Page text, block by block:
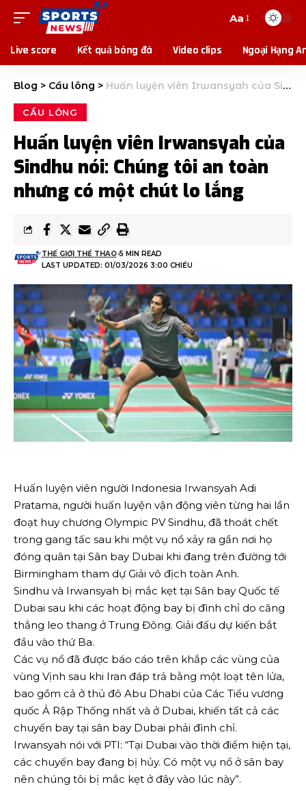
Aa
Live score Kết quả bóng đá Video clips Ngoại Hạng
Blog > Cầu lông > Huấn luyện viên Irwansyah của Sindhu nói: Chúng tôi an toàn nhưng có một chút lo lắng
CẦU LÔNG
Huấn luyện viên Irwansyah của
Sindhu nói: Chúng tôi an toàn
nhưng có một chút lo lắng
LAST UPDATED: 01/03/2026 3:00 CHIỀU
THẾ GIỚI THỂ THAO 5 MIN READ
Huấn luyện viên người Indonesia Irwansyah Adi
Pratama, người huấn luyện vận động viên từng hai lần
đoạt huy chương Olympic PV Sindhu, đã thoát chết
trong gang tấc sau khi một vụ nổ xảy ra gần nơi họ
đóng quân tại Sân bay Dubai khi đang trên đường tới
Birmingham tham dự Giải vô địch toàn Anh.
Sindhu và Irwansyah bị mắc kẹt tại Sân bay Quốc tế
Dubai sau khi các hoạt động bay bị đình chỉ do căng
thẳng leo thang ở Trung Đông. Giải đấu dự kiến ​​bắt
đầu vào thứ Ba.
Các vụ nổ đã được báo cáo trên khắp các vùng của
vùng Vịnh sau khi Iran đáp trả bằng một loạt tên lửa,
bao gồm cả ở thủ đô Abu Dhabi của Các Tiểu vương
quốc Ả Rập Thống nhất và ở Dubai, khiến tất cả các
chuyến bay tại sân bay Dubai phải đình chỉ.
Irwansyah nói với PTI: “Tại Dubai vào thời điểm hiện tại,
các chuyến bay đang bị hủy. Có một vụ nổ ở sân bay
nên chúng tôi bị mắc kẹt ở đây vào lúc này”.